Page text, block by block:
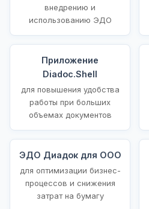
внедрению и
использованию ЭДО
Приложение
Diadoc.Shell
для повышения удобства
работы при больших
объемах документов
ЭДО Диадок для ООО
для оптимизации бизнес-
процессов и снижения
затрат на бумагу